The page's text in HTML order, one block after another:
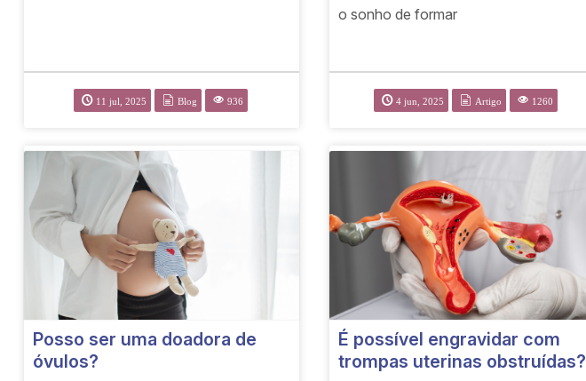
11 jul, 2025 Blog 936
o sonho de formar
4 jun, 2025 Artigo 1260
Posso ser uma doadora de
óvulos?
É possível engravidar com
trompas uterinas obstruídas?